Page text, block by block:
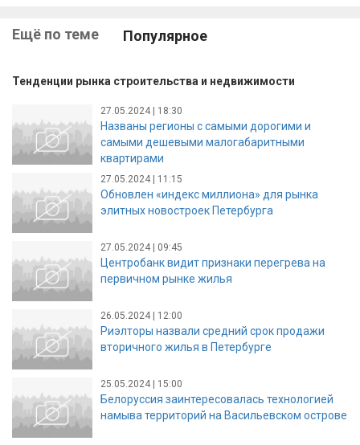
Ещё по теме Популярное
Тенденции рынка строительства и недвижимости
27.05.2024 | 18:30
Названы регионы с самыми дорогими и
самыми дешевыми малогабаритными
квартирами
27.05.2024 | 11:15
Обновлен «индекс миллиона» для рынка
элитных новостроек Петербурга
27.05.2024 | 09:45
Центробанк видит признаки перегрева на
первичном рынке жилья
26.05.2024 | 12:00
Риэлторы назвали средний срок продажи
вторичного жилья в Петербурге
25.05.2024 | 15:00
Белоруссия заинтересовалась технологией
намыва территорий на Васильевском острове